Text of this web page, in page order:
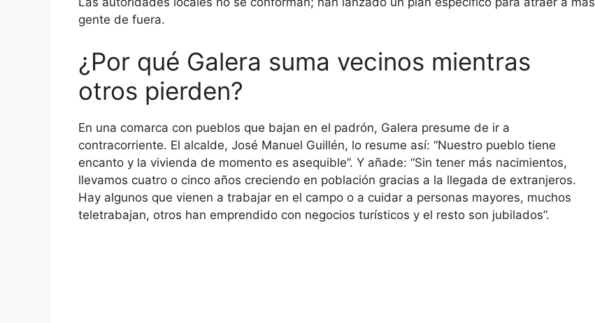
gente de fuera.
¿Por qué Galera suma vecinos mientras
otros pierden?
En una comarca con pueblos que bajan en el padrón, Galera presume de ir a
contracorriente. El alcalde, José Manuel Guillén, lo resume así: “Nuestro pueblo tiene
encanto y la vivienda de momento es asequible”. Y añade: “Sin tener más nacimientos,
llevamos cuatro o cinco años creciendo en población gracias a la llegada de extranjeros.
Hay algunos que vienen a trabajar en el campo o a cuidar a personas mayores, muchos
teletrabajan, otros han emprendido con negocios turísticos y el resto son jubilados”.